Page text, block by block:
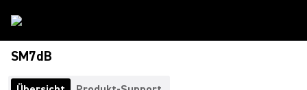
SM7dB